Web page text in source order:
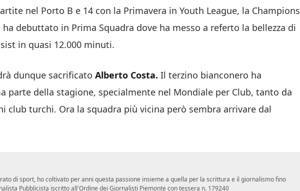
nel Porto B e 14 con la Primavera in Youth League, la Champions
ha debuttato in Prima Squadra dove ha messo a referto la bellezza di
in quasi 12.000 minuti.
dunque sacrificato Alberto Costa. Il terzino bianconero ha
parte della stagione, specialmente nel Mondiale per Club, tanto da
club turchi. Ora la squadra più vicina però sembra arrivare dal
di sport, ho coltivato per anni questa passione insieme a quella per la scrittura e il giornalismo fino
Pubblicista iscritto all'Ordine dei Giornalisti Piemonte con tessera n. 179240